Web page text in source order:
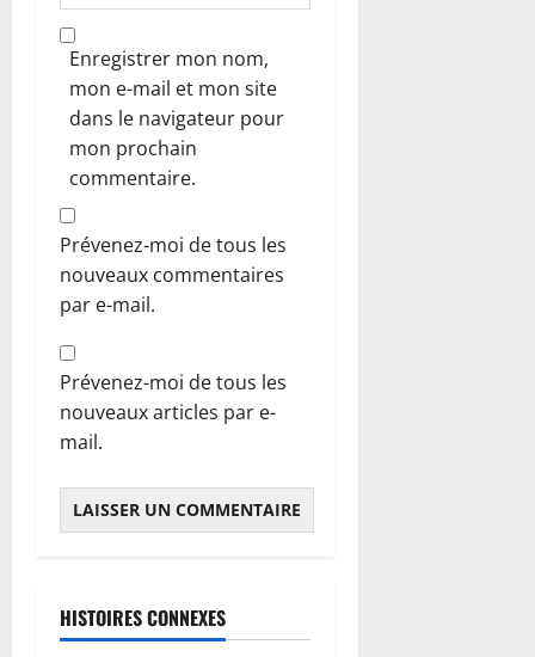
Enregistrer mon nom,
mon e-mail et mon site
dans le navigateur pour
mon prochain
commentaire.
Prévenez-moi de tous les
nouveaux commentaires
par e-mail.
Prévenez-moi de tous les
nouveaux articles par e-
mail.
HISTOIRES CONNEXES